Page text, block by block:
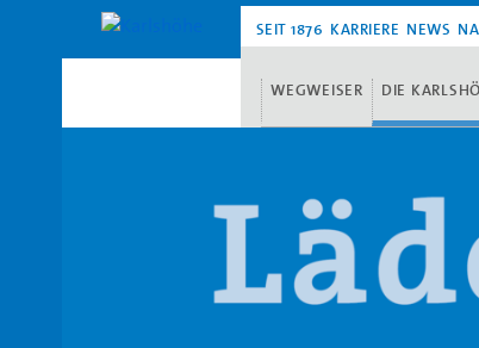
SEIT 1876 KARRIERE NEWS
WEGWEISER DIE